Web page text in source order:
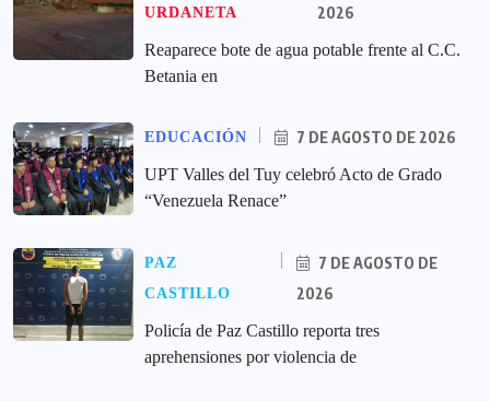
URDANETA
2026
Reaparece bote de agua potable frente al C.C.
Betania en
EDUCACIÓN
7 DE AGOSTO DE 2026
UPT Valles del Tuy celebró Acto de Grado
“Venezuela Renace”
PAZ
CASTILLO
7 DE AGOSTO DE
2026
‎Policía de Paz Castillo reporta tres
aprehensiones por violencia de